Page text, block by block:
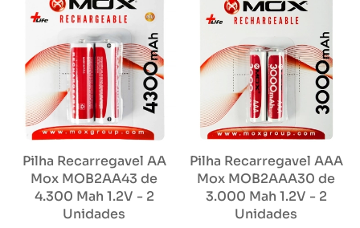
Pilha Recarregavel AA
Mox MOB2AA43 de
4.300 Mah 1.2V - 2
Unidades
Pilha Recarregavel AAA
Mox MOB2AAA30 de
3.000 Mah 1.2V - 2
Unidades